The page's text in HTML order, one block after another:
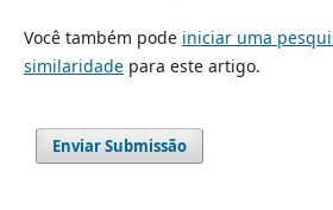
Você também pode iniciar uma
similaridadepara este artigo.
Enviar Submissão